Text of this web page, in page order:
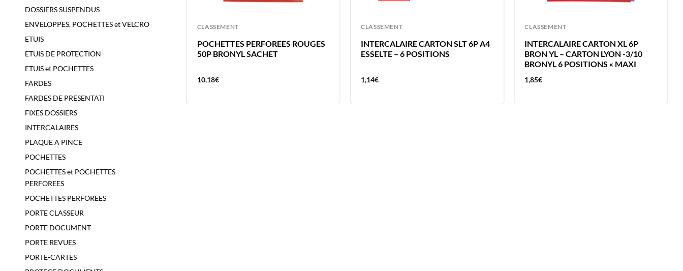
DOSSIERS SUSPENDUS
ENVELOPPES, POCHETTES et VELCRO
ETUIS
ETUIS DE PROTECTION
ETUIS et POCHETTES
FARDES
FARDES DE PRESENTATI
FIXES DOSSIERS
INTERCALAIRES
PLAQUE A PINCE
POCHETTES
POCHETTES et POCHETTES
PERFOREES
POCHETTES PERFOREES
PORTE CLASSEUR
PORTE DOCUMENT
PORTE REVUES
PORTE-CARTES
CLASSEMENT
POCHETTES PERFOREES ROUGES
50P BRONYL SACHET
10,18€
CLASSEMENT
INTERCALAIRE CARTON SLT 6P A4
ESSELTE – 6 POSITIONS
1,14€
CLASSEMENT
INTERCALAIRE CARTON XL 6P
BRON YL – CARTON LYON -3/10
BRONYL 6 POSITIONS « MAXI
1,85€
CLASSEMENT
POCHETTES PERFOREES BLEU 50P
BRONYL SACHET
10,18€